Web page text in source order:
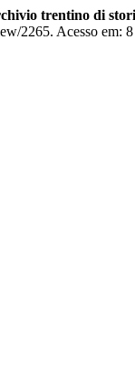
trentino di
2265. Acesso em: